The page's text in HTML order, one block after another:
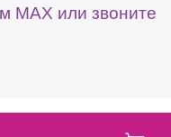
МАХ или звоните